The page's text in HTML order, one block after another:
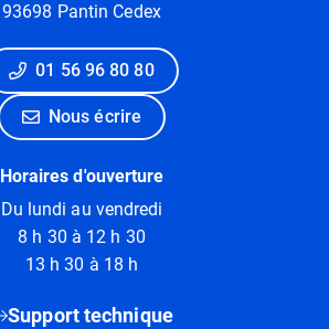
93698 Pantin Cedex
01 56 96 80 80
Nous écrire
Horaires d'ouverture
Du lundi au vendredi
8 h 30 à 12 h 30
13 h 30 à 18 h
Support technique